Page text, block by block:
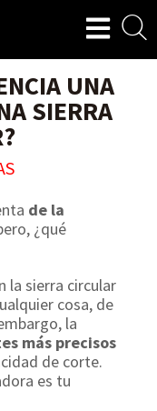
UNA
SIERRA
de la
¿qué
la sierra circular
cosa, de
la
más precisos
de corte.
es tu